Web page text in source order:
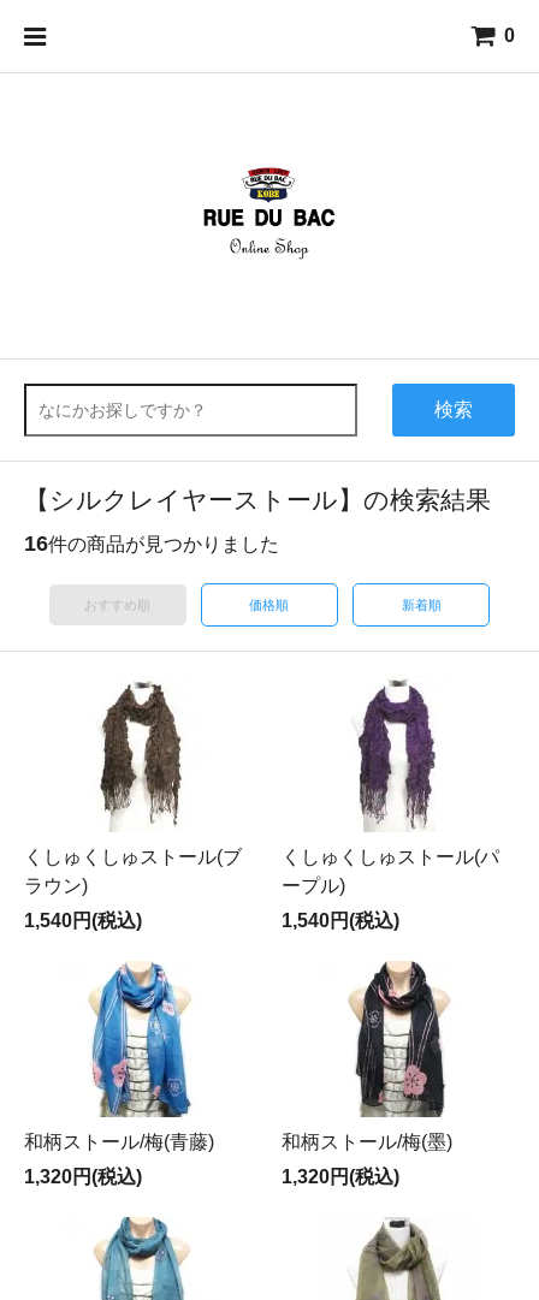
0
検索
【シルクレイヤーストール】の検索結果
16件の商品が見つかりました
おすすめ順 価格順 新着順
くしゅくしゅストール(ブ
ラウン)
1,540円(税込)
くしゅくしゅストール(パ
ープル)
1,540円(税込)
和柄ストール/梅(青藤)
1,320円(税込)
和柄ストール/梅(墨)
1,320円(税込)